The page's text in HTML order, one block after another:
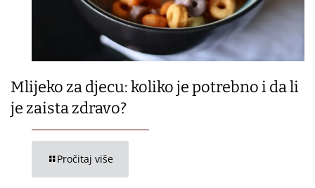
Mlijeko za djecu: koliko je potrebno i da li
je zaista zdravo?
Pročitaj više